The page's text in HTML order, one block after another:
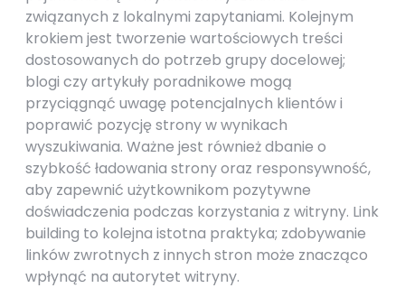
związanych z lokalnymi zapytaniami. Kolejnym
krokiem jest tworzenie wartościowych treści
dostosowanych do potrzeb grupy docelowej;
blogi czy artykuły poradnikowe mogą
przyciągnąć uwagę potencjalnych klientów i
poprawić pozycję strony w wynikach
wyszukiwania. Ważne jest również dbanie o
szybkość ładowania strony oraz responsywność,
aby zapewnić użytkownikom pozytywne
doświadczenia podczas korzystania z witryny. Link
building to kolejna istotna praktyka; zdobywanie
linków zwrotnych z innych stron może znacząco
wpłynąć na autorytet witryny.